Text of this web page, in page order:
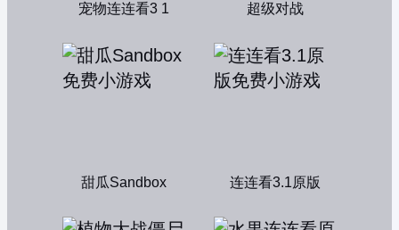
宠物连连看3 1 超级对战
甜瓜Sandbox 连连看3.1原版